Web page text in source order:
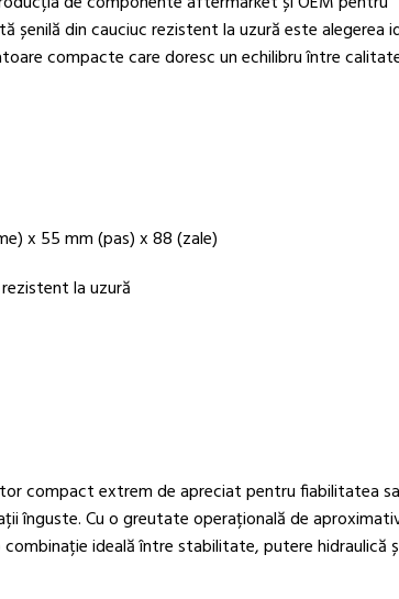
șenilă din cauciuc rezistent la uzură este alegerea
compacte care doresc un echilibru între
x 55 mm (pas) x 88 (zale)
la uzură
compact extrem de apreciat pentru fiabilitatea
înguste. Cu o greutate operațională de
ideală între stabilitate, putere hidraulică